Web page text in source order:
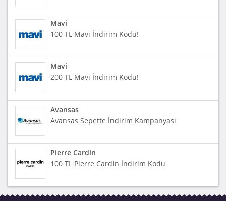
Mavi
100 TL Mavi İndirim Kodu!
Mavi
200 TL Mavi İndirim Kodu!
Avansas
Avansas Sepette İndirim Kampanyası
Pierre Cardin
100 TL Pierre Cardin İndirim Kodu